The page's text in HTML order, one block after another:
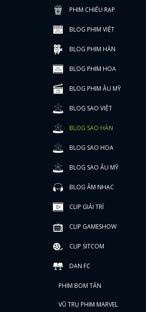
PHIM CHIẾU RẠP
BLOG PHIM VIỆT
BLOG PHIM HÀN
BLOG PHIM HOA
BLOG PHIM ÂU MỸ
BLOG SAO VIỆT
BLOG SAO HÀN
BLOG SAO HOA
BLOG SAO ÂU MỸ
BLOG ÂM NHẠC
CLIP GIẢI TRÍ
CLIP GAMESHOW
CLIP SITCOM
DAN FC
PHIM BOM TẤN
VŨ TRỤ PHIM MARVEL